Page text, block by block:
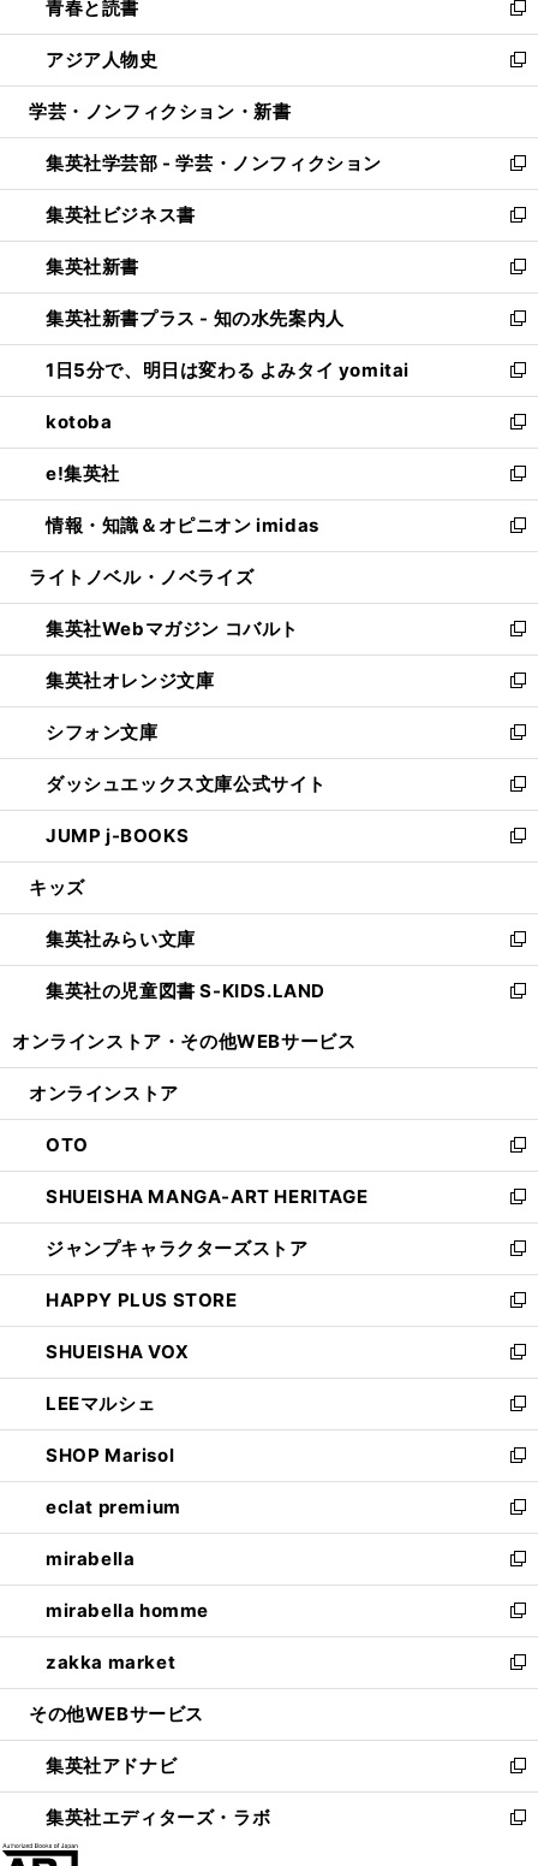
で
開
く
ド
ウ
で
開
ィ
ン
ド
ウ
開
く
い
ウ
ィ
ン
ウ
で
開
く
青春と読書
新
し
い
ウ
ン
ド
ウ
で
開
く
アジア人物史
新
し
ウ
ィ
ン
ド
ウ
で
開
く
学芸・ノンフィクション・新書
集英社学芸部 - 学芸・ノンフィクション
新
し
い
ウ
ィ
ン
ド
ウ
で
開
く
集英社ビジネス書
新
し
い
ウ
ィ
ン
ド
ウ
で
開
く
集英社新書
新
し
い
ウ
ィ
ン
ド
ウ
で
開
く
集英社新書プラス - 知の水先案内人
新
し
い
ウ
ィ
ン
ド
ウ
で
開
1日5分で、明日は変わる よみタイ yomitai
新
し
い
ウ
ィ
ン
ド
ウ
開
く
kotoba
新
し
い
ウ
ィ
ン
ウ
で
開
く
e!集英社
新
し
い
ウ
ン
ド
ウ
で
開
く
情報・知識＆オピニオン imidas
新
し
ウ
ィ
ン
ド
ウ
で
開
く
ライトノベル・ノベライズ
集英社Webマガジン コバルト
新
し
い
ウ
ィ
ン
ド
ウ
で
開
集英社オレンジ文庫
新
し
い
ウ
ィ
ン
ド
ウ
開
く
シフォン文庫
新
し
い
ウ
ィ
ン
ウ
で
開
く
ダッシュエックス文庫公式サイト
新
し
い
ウ
ン
ド
ウ
で
JUMP j-BOOKS
新
し
ウ
ィ
ン
ド
開
キッズ
集英社みらい文庫
新
し
い
ン
ウ
で
開
く
集英社の児童図書 S-KIDS.LAND
新
ウ
ン
ド
ウ
で
開
く
オンラインストア・ その他WEBサービス
オンラインストア
OTO
新
し
い
ウ
ィ
ン
ド
ウ
で
開
く
SHUEISHA MANGA-ART HERITAGE
新
し
い
ウ
ィ
ン
ド
ウ
で
開
く
ジャンプキャラクターズストア
新
し
い
ウ
ィ
ン
ド
ウ
で
開
く
HAPPY PLUS STORE
新
し
い
ウ
ィ
ン
ド
ウ
で
開
く
SHUEISHA VOX
新
し
い
ウ
ィ
ン
ド
ウ
で
開
く
LEEマルシェ
新
し
い
ウ
ィ
ン
ド
ウ
で
開
く
SHOP Marisol
新
し
い
ウ
ィ
ン
ド
ウ
で
開
eclat premium
新
し
い
ウ
ィ
ン
ド
ウ
開
く
mirabella
新
し
い
ウ
ィ
ン
ウ
で
開
く
mirabella homme
新
し
い
ウ
ン
ド
ウ
で
zakka market
新
し
ウ
ィ
ン
ド
その他WEBサービス
集英社アドナビ
新
し
い
集英社エディターズ・ラボ
新